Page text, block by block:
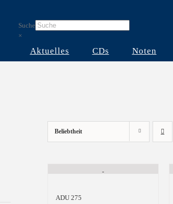
Suche
×
Aktuelles CDs Noten
Beliebtheit
ADU 275